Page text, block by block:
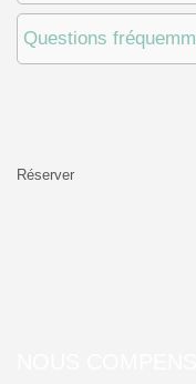
Questions
Réserver